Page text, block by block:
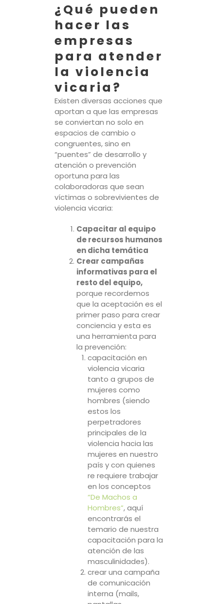
¿Qué pueden
hacer las
empresas
para atender
la violencia
vicaria?
Existen diversas acciones que
aportan a que las empresas
se conviertan no solo en
espacios de cambio o
congruentes, sino en
“puentes” de desarrollo y
atención o prevención
oportuna para las
colaboradoras que sean
víctimas o sobrevivientes de
violencia vicaria:
Capacitar al equipo
de recursos humanos
en dicha temática
Crear campañas
informativas para el
resto del equipo,
porque recordemos
que la aceptación es el
primer paso para crear
conciencia y esta es
una herramienta para
la prevención:
capacitación en
violencia vicaria
tanto a grupos de
mujeres como
hombres (siendo
estos los
perpetradores
principales de la
violencia hacia las
mujeres en nuestro
país y con quienes
re requiere trabajar
en los conceptos
“De Machos a
Hombres”, aquí
encontrarás el
temario de nuestra
capacitación para la
atención de las
masculinidades).
crear una campaña
de comunicación
interna (mails,